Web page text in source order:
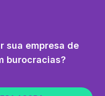
sua empresa de
burocracias?